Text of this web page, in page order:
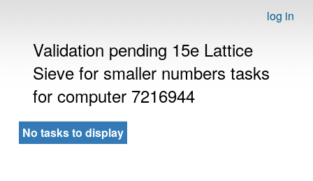
log in
Validation pending 15e Lattice
Sieve for smaller numbers tasks
for computer 7216944
No tasks to display